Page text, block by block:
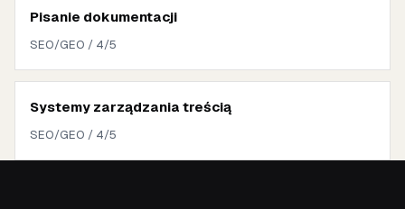
Pisanie dokumentacji
SEO/GEO / 4/5
Systemy zarządzania treścią
SEO/GEO / 4/5